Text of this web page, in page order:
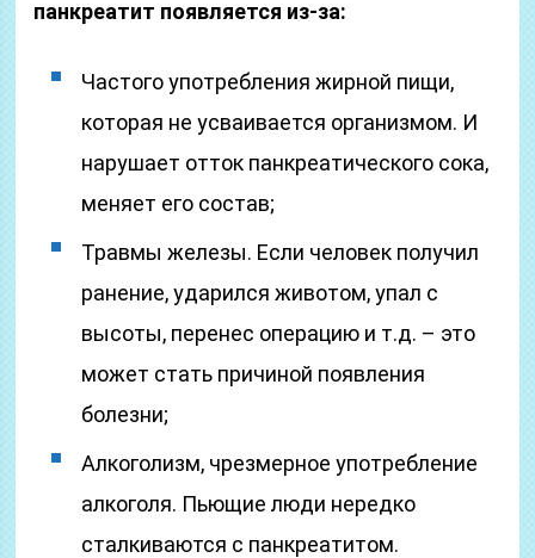
панкреатит появляется из-за:
Частого употребления жирной пищи,
которая не усваивается организмом. И
нарушает отток панкреатического сока,
меняет его состав;
Травмы железы. Если человек получил
ранение, ударился животом, упал с
высоты, перенес операцию и т.д. – это
может стать причиной появления
болезни;
Алкоголизм, чрезмерное употребление
алкоголя. Пьющие люди нередко
сталкиваются с панкреатитом.